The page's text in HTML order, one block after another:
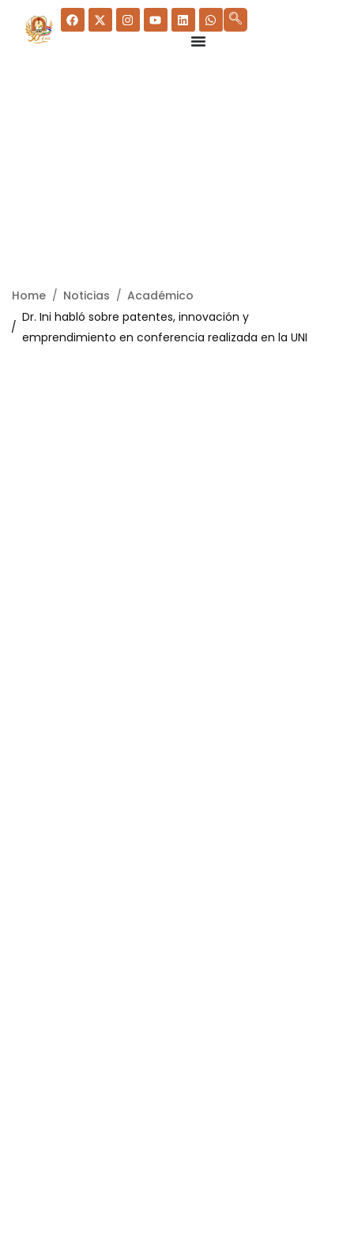
Home Noticias
Académico
Dr. Ini habló sobre patentes, innovación y
emprendimiento en conferencia realizada en la UNI